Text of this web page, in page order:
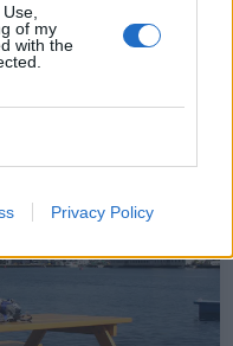
of my
with the
Privacy Policy
og skryter og er